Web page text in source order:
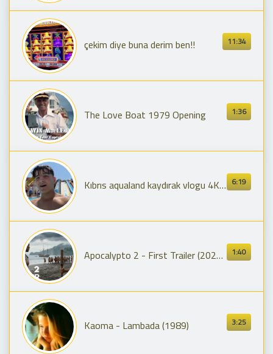
11:34
çekim diye buna derim ben!!
1:36
The Love Boat 1979 Opening
6:19
Kıbrıs aqualand kaydırak vlogu 4K İzle (ACAPULCO HOTEL)
1:40
Apocalypto 2 - First Trailer (2026) Mel Gibson, Rudy Youngblood | Concept Trailer
3:25
Kaoma - Lambada (1989)